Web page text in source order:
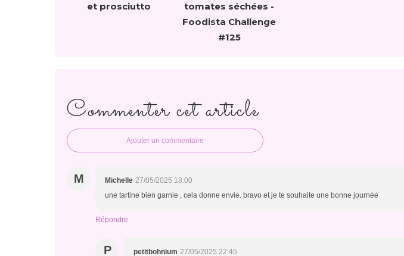
et prosciutto
tomates séchées -
Foodista Challenge
#125
Commenter cet article
Ajouter un commentaire
M Michelle 27/05/2025 18:00
une tartine bien garnie , cela donne envie. bravo et je te souhaite une bonne journée
Répondre
P petitbohnium 27/05/2025 22:45